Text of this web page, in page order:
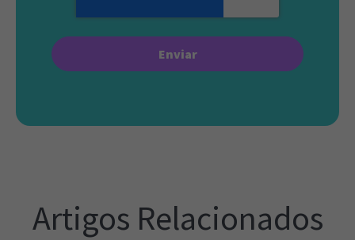
Artigos Relacionados